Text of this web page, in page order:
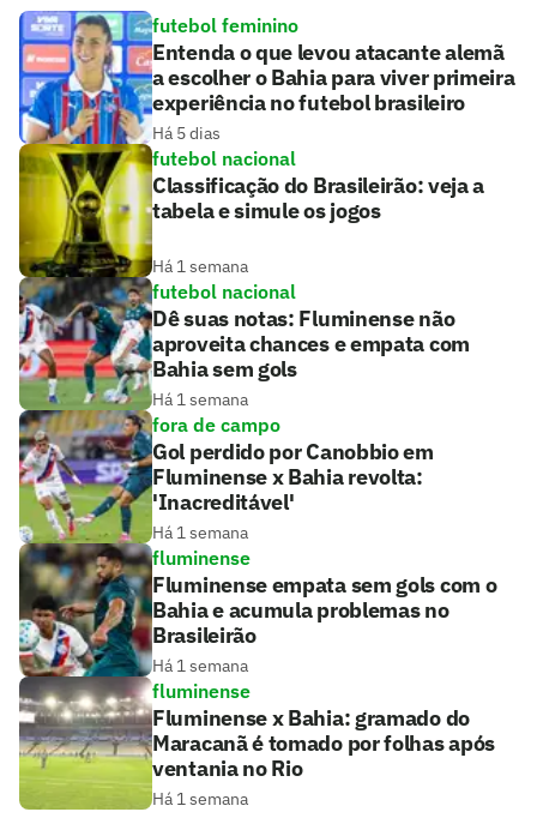
futebol feminino
Entenda o que levou atacante alemã
a escolher o Bahia para viver primeira
experiência no futebol brasileiro
Há 5 dias
futebol nacional
Classificação do Brasileirão: veja a
tabela e simule os jogos
Há 1 semana
futebol nacional
Dê suas notas: Fluminense não
aproveita chances e empata com
Bahia sem gols
Há 1 semana
fora de campo
Gol perdido por Canobbio em
Fluminense x Bahia revolta:
'Inacreditável'
Há 1 semana
fluminense
Fluminense empata sem gols com o
Bahia e acumula problemas no
Brasileirão
Há 1 semana
fluminense
Fluminense x Bahia: gramado do
Maracanã é tomado por folhas após
ventania no Rio
Há 1 semana